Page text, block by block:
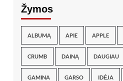
Žymos
ALBUMĄ APIE APPLE
CRUMB DAINĄ DAUGIAU
GAMINA GARSO IDĖJA